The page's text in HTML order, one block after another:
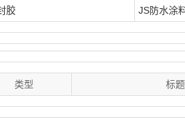
胶 JS防水涂
类型 标题